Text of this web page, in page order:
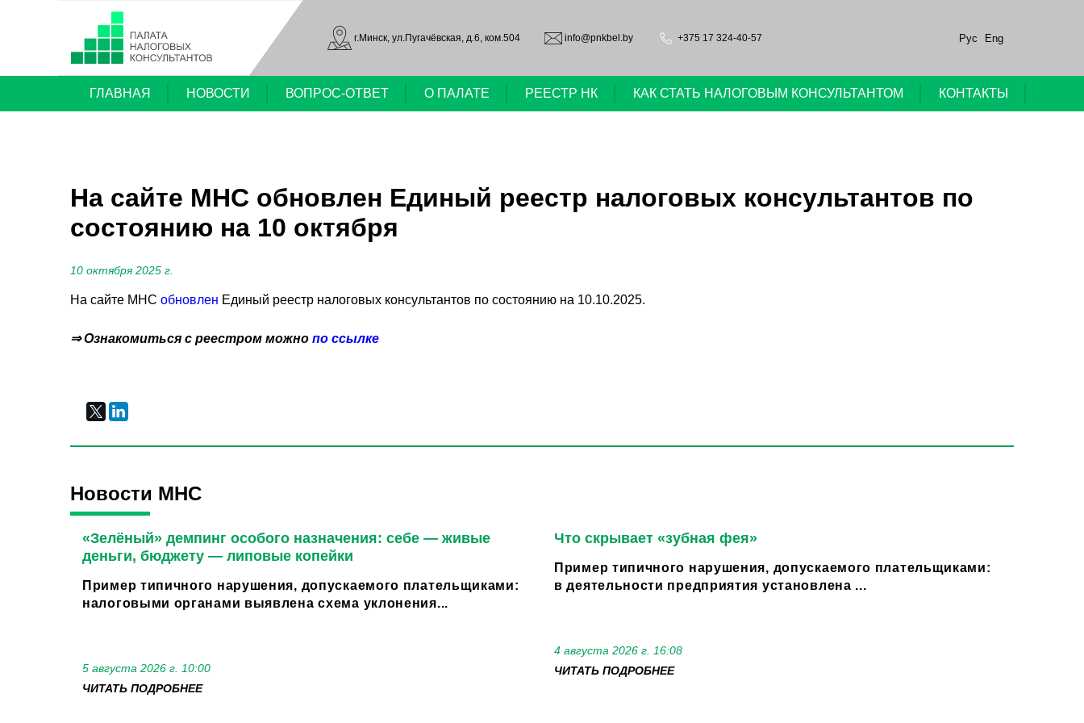
г.Минск, ул.Пугачёвская, д.6, ком.504 info@pnkbel.by +375 17 324-40-57 Рус Eng
ГЛАВНАЯ НОВОСТИ ВОПРОС-ОТВЕТ О ПАЛАТЕ РЕЕСТР НК КАК СТАТЬ НАЛОГОВЫМ КОНСУЛЬТАНТОМ КОНТАКТЫ
На сайте МНС обновлен Единый реестр налоговых консультантов по
состоянию на 10 октября
10 октября 2025 г.
На сайте МНС обновлен Единый реестр налоговых консультантов по состоянию на 10.10.2025.
⇒ Ознакомиться с реестром можно по ссылке
Новости МНС
«Зелёный» демпинг особого назначения: себе — живые
деньги, бюджету — липовые копейки
Пример типичного нарушения, допускаемого плательщиками:
налоговыми органами выявлена схема уклонения...
5 августа 2026 г. 10:00
ЧИТАТЬ ПОДРОБНЕЕ
Что скрывает «зубная фея»
Пример типичного нарушения, допускаемого плательщиками:
в деятельности предприятия установлена ...
4 августа 2026 г. 16:08
ЧИТАТЬ ПОДРОБНЕЕ